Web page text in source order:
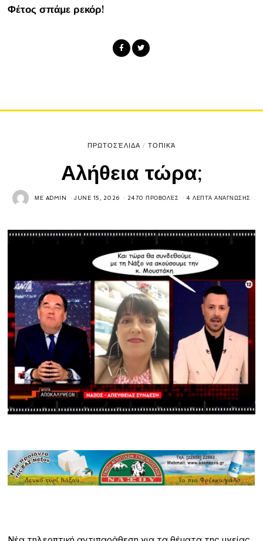
Φέτος σπάμε ρεκόρ!
ΠΡΩΤΟΣΈΛΙΔΑ / ΤΟΠΙΚΆ
Αλήθεια τώρα;
ΜΕ ADMIN JUNE 15, 2026 2470 ΠΡΟΒΟΛΈΣ 4 ΛΕΠΤΆ ΑΝΆΓΝΩΣΗΣ